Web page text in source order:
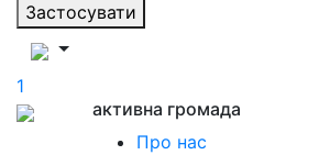
Застосувати
1
активна громада
Про нас